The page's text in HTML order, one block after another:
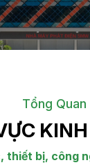
Tổng Quan
bị, công